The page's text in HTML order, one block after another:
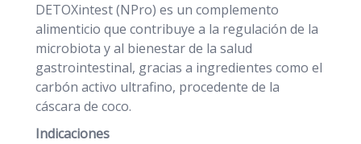
DETOXintest (NPro) es un complemento
alimenticio que contribuye a la regulación de la
microbiota y al bienestar de la salud
gastrointestinal, gracias a ingredientes como el
carbón activo ultrafino, procedente de la
cáscara de coco.
Indicaciones